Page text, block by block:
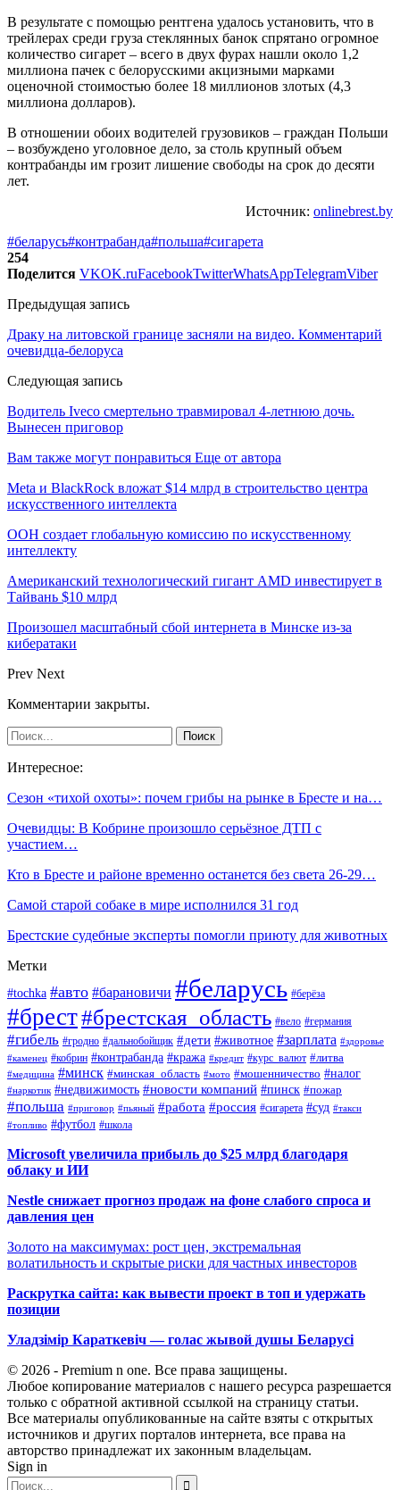
В результате с помощью рентгена удалось установить, что в
трейлерах среди груза стеклянных банок спрятано огромное
количество сигарет – всего в двух фурах нашли около 1,2
миллиона пачек с белорусскими акцизными марками
оценочной стоимостью более 18 миллионов злотых (4,3
миллиона долларов).
В отношении обоих водителей грузовиков – граждан Польши
– возбуждено уголовное дело, за столь крупный объем
контрабанды им грозит лишение свободы на срок до десяти
лет.
Источник: onlinebrest.by
#беларусь#контрабанда#польша#сигарета
254
Поделится VKOK.ruFacebookTwitterWhatsAppTelegramViber
Предыдущая запись
Драку на литовской границе засняли на видео. Комментарий
очевидца-белоруса
Следующая запись
Водитель Iveco смертельно травмировал 4-летнюю дочь.
Вынесен приговор
Вам также могут понравиться Еще от автора
Meta и BlackRock вложат $14 млрд в строительство центра
искусственного интеллекта
ООН создает глобальную комиссию по искусственному
интеллекту
Американский технологический гигант AMD инвестирует в
Тайвань $10 млрд
Произошел масштабный сбой интернета в Минске из-за
кибератаки
Prev Next
Комментарии закрыты.
Интересное:
Сезон «тихой охоты»: почем грибы на рынке в Бресте и на…
Очевидцы: В Кобрине произошло серьёзное ДТП с
участием…
Кто в Бресте и районе временно останется без света 26-29…
Самой старой собаке в мире исполнился 31 год
Брестские судебные эксперты помогли приюту для животных
Метки
#tochka #авто #барановичи #беларусь #берёза
#брест#брестская_область #вело #германия
#гибель #гродно #дальнобойщик #дети #животное #зарплата #здоровье
#каменец #кобрин #контрабанда #кража #кредит #курс_валют #литва
#медицина #минск #минская_область #мото #мошенничество #налог
#наркотик #недвижимость #новости компаний #пинск #пожар
#польша #приговор #пьяный #работа #россия #сигарета #суд #такси
#топливо #футбол #школа
Microsoft увеличила прибыль до $25 млрд благодаря
облаку и ИИ
Nestle снижает прогноз продаж на фоне слабого спроса и
давления цен
Золото на максимумах: рост цен, экстремальная
волатильность и скрытые риски для частных инвесторов
Раскрутка сайта: как вывести проект в топ и удержать
позиции
Уладзімір Караткевіч — голас жывой душы Беларусі
© 2026 - Premium n one. Все права защищены.
Любое копирование материалов с нашего ресурса разрешается
только с обратной активной ссылкой на страницу статьи.
Все материалы опубликованные на сайте взяты с открытых
источников и других порталов интернета, все права на
авторство принадлежат их законным владельцам.
Sign in